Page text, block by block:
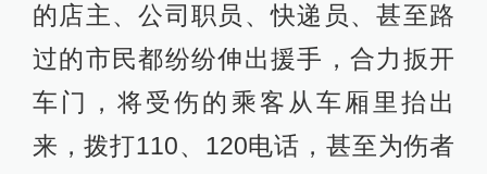
的店主、公司职员、快递员、甚至路
过的市民都纷纷伸出援手，合力扳开
车门，将受伤的乘客从车厢里抬出
来，拨打110、120电话，甚至为伤者